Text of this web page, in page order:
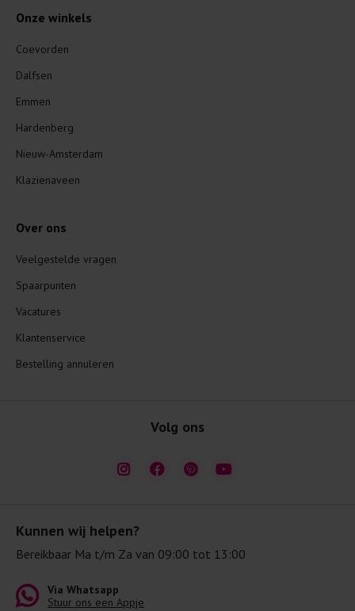
Kunnen wij helpen?
Bereikbaar Ma t/m Za van 09:00 tot 13:00
Via Whatsapp
Stuur ons een Appje
Onze winkels
Coevorden
Dalfsen
Emmen
Hardenberg
Nieuw-Amsterdam
Klazienaveen
Over ons
Veelgestelde vragen
Spaarpunten
Vacatures
Klantenservice
Bestelling annuleren
Volg ons